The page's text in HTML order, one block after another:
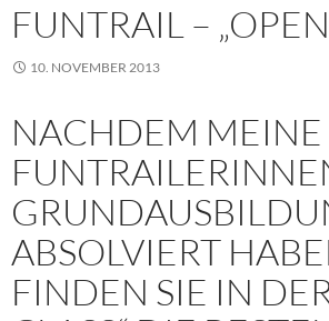
FUNTRAIL –
10. NOVEMBER 2013
NACHDEM MEINE
ABSOLVIERT
FINDEN SIE IN